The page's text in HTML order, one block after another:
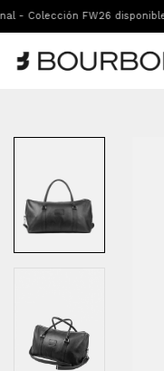
FW26 disponible -